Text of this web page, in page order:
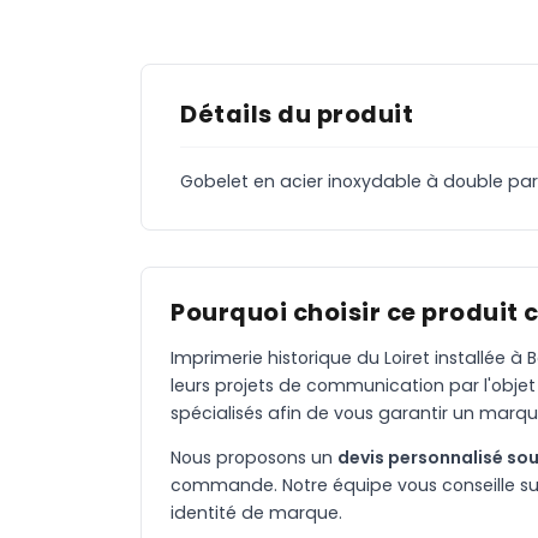
Détails du produit
Gobelet en acier inoxydable à double
Pourquoi choisir ce produit
Imprimerie historique du Loiret installée à
leurs projets de communication par
spécialisés afin de vous garantir un
Nous proposons un devis personnalisé
commande. Notre équipe vous conseille
identité de marque.